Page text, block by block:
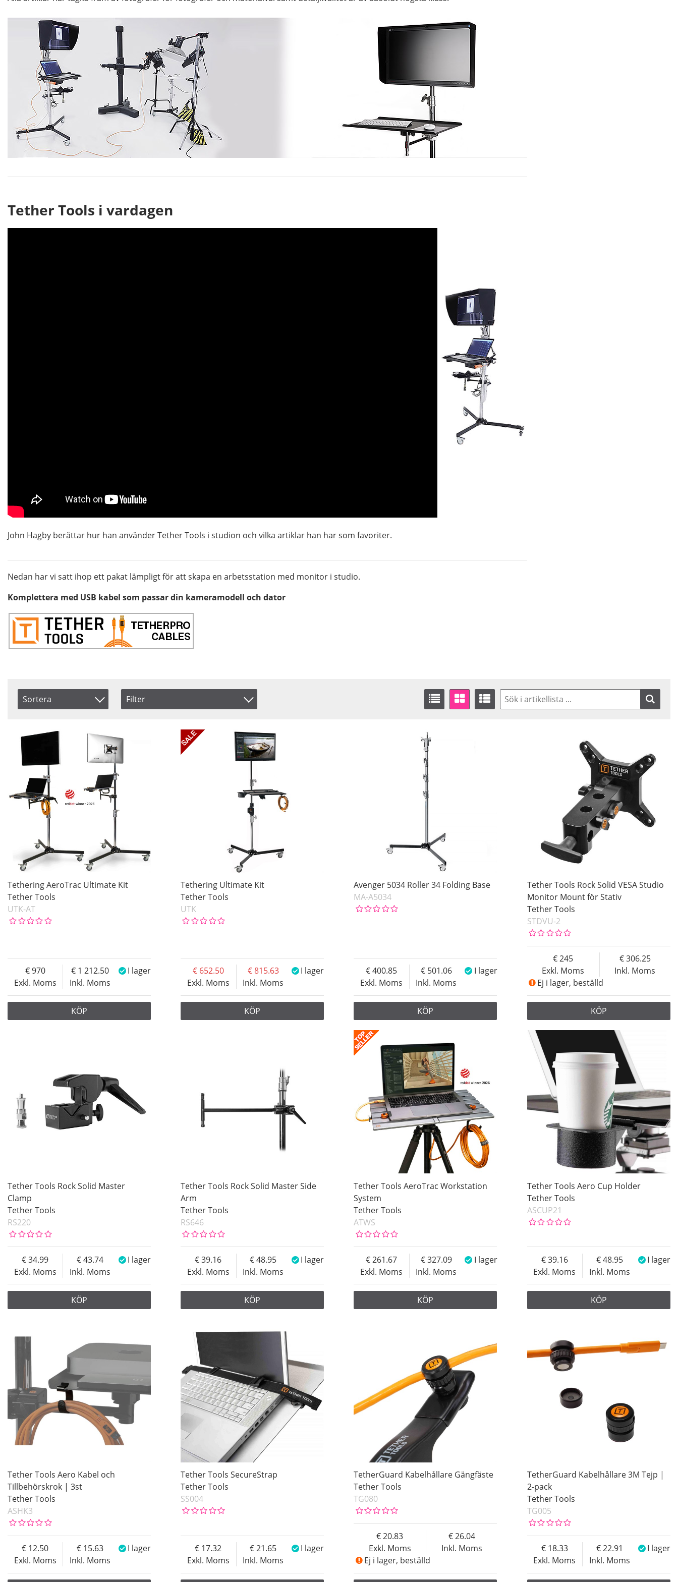
Tether Tools i vardagen
John Hagby berättar hur han använder Tether Tools i studion och vilka artiklar han har som favoriter.
Nedan har vi satt ihop ett pakat lämpligt för att skapa en arbetsstation med monitor i studio.
Komplettera med USB kabel som passar din kameramodell och dator
Sortera
Benämning
Inkl. Moms
Filter
Tethering AeroTrac Ultimate Kit
Tether Tools
UTK-AT
Exkl. Moms
970
Inkl. Moms
1 212.50 I lager
KÖP
Tethering Ultimate Kit
Tether Tools
UTK
Exkl. Moms
652.50
Inkl. Moms
815.63 I lager
KÖP
Avenger 5034 Roller 34 Folding Base
MA-A5034
Exkl. Moms
400.85
Inkl. Moms
501.06 I lager
KÖP
Tether Tools Rock Solid VESA Studio
Monitor Mount för Stativ
Tether Tools
STDVU-2
Exkl. Moms
245
Inkl. Moms
306.25
Ej i lager, beställd
KÖP
Tether Tools Rock Solid Master
Clamp
Tether Tools
RS220
Exkl. Moms
34.99
Inkl. Moms
43.74 I lager
KÖP
Tether Tools Rock Solid Master Side
Arm
Tether Tools
RS646
Exkl. Moms
39.16
Inkl. Moms
48.95 I lager
KÖP
Tether Tools AeroTrac Workstation
System
Tether Tools
ATWS
Exkl. Moms
261.67
Inkl. Moms
327.09 I lager
KÖP
Tether Tools Aero Cup Holder
Tether Tools
ASCUP21
Exkl. Moms
39.16
Inkl. Moms
48.95 I lager
KÖP
Tether Tools Aero Kabel och
Tillbehörskrok | 3st
Tether Tools
ASHK3
Exkl. Moms
12.50
Inkl. Moms
15.63 I lager
Tether Tools SecureStrap
Tether Tools
SS004
Exkl. Moms
17.32
Inkl. Moms
21.65 I lager
TetherGuard Kabelhållare Gängfäste
Tether Tools
TG080
Exkl. Moms
20.83
Inkl. Moms
26.04
Ej i lager, beställd
TetherGuard Kabelhållare 3M Tejp |
2-pack
Tether Tools
TG005
Exkl. Moms
18.33
Inkl. Moms
22.91 I lager